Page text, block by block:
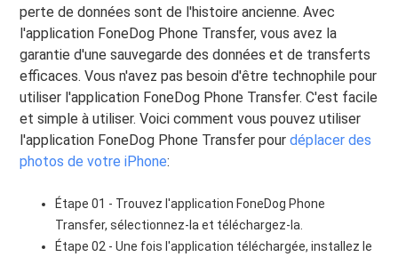
perte de données sont de l'histoire ancienne. Avec
l'application FoneDog Phone Transfer, vous avez la
garantie d'une sauvegarde des données et de transferts
efficaces. Vous n'avez pas besoin d'être technophile pour
utiliser l'application FoneDog Phone Transfer. C'est facile
et simple à utiliser. Voici comment vous pouvez utiliser
l'application FoneDog Phone Transfer pourdéplacer des
photos de votre iPhone:
Étape 01 - Trouvez l'application FoneDog Phone
Transfer, sélectionnez-la et téléchargez-la.
Étape 02 - Une fois l'application téléchargée, installez le